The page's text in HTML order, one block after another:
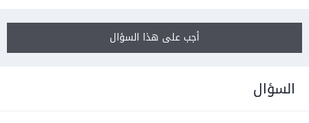
أجب على هذا السؤال
السؤال